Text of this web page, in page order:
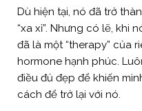
Dù hiện tại, nó đã trở
“xa xỉ”. Nhưng có lẽ, khi
đã là một “therapy” của
hormone hạnh phúc.
điều đủ đẹp để khiến
cách để trở lại với nó.